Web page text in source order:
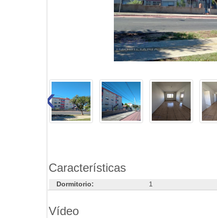
‹
Características
Dormitorio: 1
Vídeo